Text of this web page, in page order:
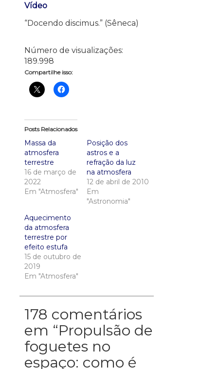
Vídeo
“Docendo discimus.” (Sêneca)
Número de visualizações:
189.998
Compartilhe isso:
Posts Relacionados
Massa da
atmosfera
terrestre
16 de março de
2022
Em "Atmosfera"
Posição dos
astros e a
refração da luz
na atmosfera
12 de abril de 2010
Em
"Astronomia"
Aquecimento
da atmosfera
terrestre por
efeito estufa
15 de outubro de
2019
Em "Atmosfera"
178 comentários
em “Propulsão de
foguetes no
espaço: como é